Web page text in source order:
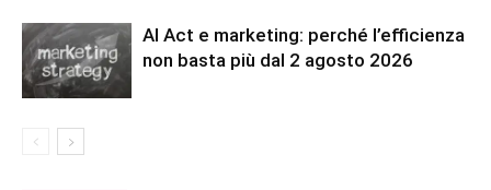
AI Act e marketing: perché l’efficienza
non basta più dal 2 agosto 2026